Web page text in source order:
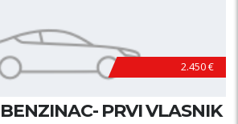
2.450 €
BENZINAC- PRVI VLASNIK